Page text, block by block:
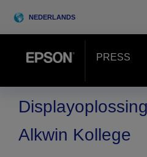
NEDERLANDS
PRESS
Klantenverhalen
Alkwin Kollege